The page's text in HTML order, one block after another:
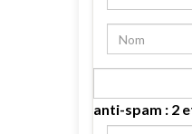
anti-spam : 2